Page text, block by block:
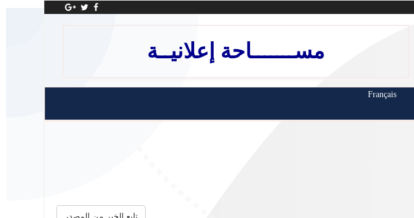
مســـــــاحة إعلانيــة
Français
تابع الخبر من المصدر